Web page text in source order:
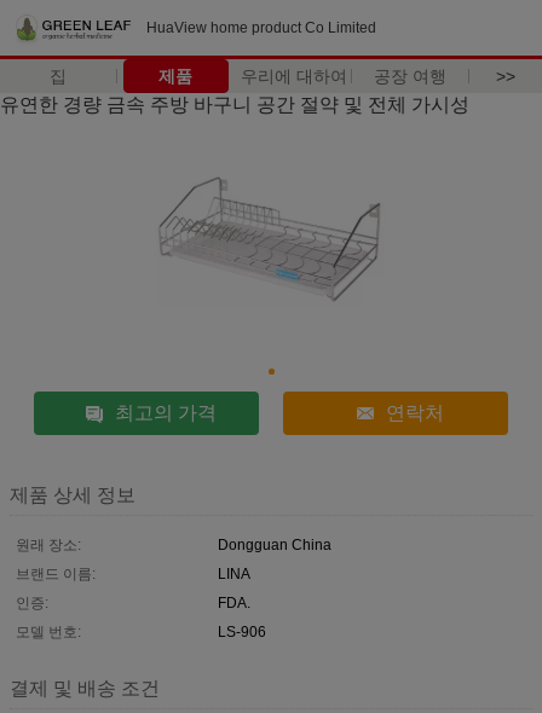
HuaView home product Co Limited
집 제품 우리에 대하여 공장 여행 >>
유연한 경량 금속 주방 바구니 공간 절약 및 전체 가시성
최고의 가격 연락처
제품 상세 정보
원래 장소:
Dongguan China
브랜드 이름:
LINA
인증:
FDA.
모델 번호:
LS-906
결제 및 배송 조건